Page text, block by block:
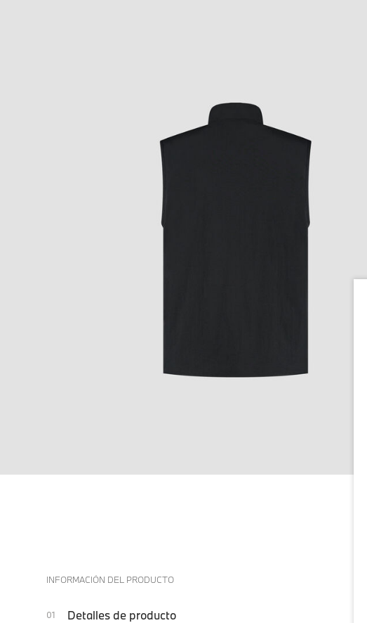
INFORMACIÓN DEL PRODUCTO
Detalles de producto